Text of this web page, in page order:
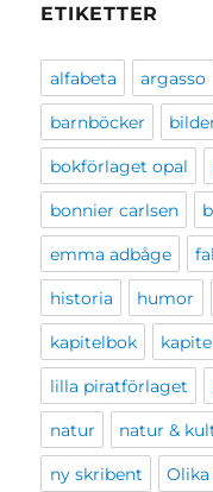
ETIKETTER
alfabeta argasso
barnböcker
bokförlaget opal
bonnier carlsen
emma adbåge
historia humor
kapitelbok
lilla piratförlaget
natur natur &
ny skribent